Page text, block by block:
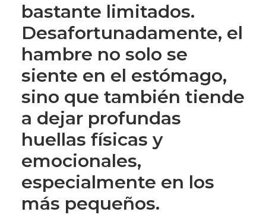
bastante limitados.
Desafortunadamente, el
hambre no solo se
siente en el estómago,
sino que también tiende
a dejar profundas
huellas físicas y
emocionales,
especialmente en los
más pequeños.